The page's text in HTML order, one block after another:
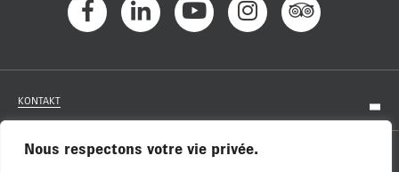
Nous respectons votre vie privée.
KONTAKT